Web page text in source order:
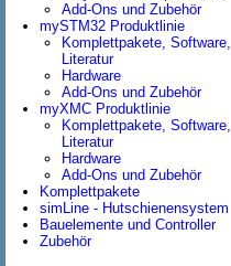
Add-Ons und Zubehör
mySTM32 Produktlinie
Komplettpakete, Software,
Literatur
Hardware
Add-Ons und Zubehör
myXMC Produktlinie
Komplettpakete, Software,
Literatur
Hardware
Add-Ons und Zubehör
Komplettpakete
simLine - Hutschienensystem
Bauelemente und Controller
Zubehör